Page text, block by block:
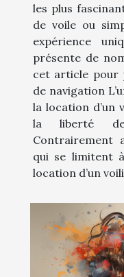
les plus
de voile ou
expérience
présente de
cet article pour
de navigation
la location d’un
la liberté
Contrairement
qui se limitent
location d’un